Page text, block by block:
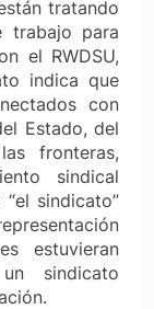
tratando
trabajo para
el RWDSU,
indica que
con
Estado, del
fronteras,
sindical
sindicato”
estuvieran
sindicato